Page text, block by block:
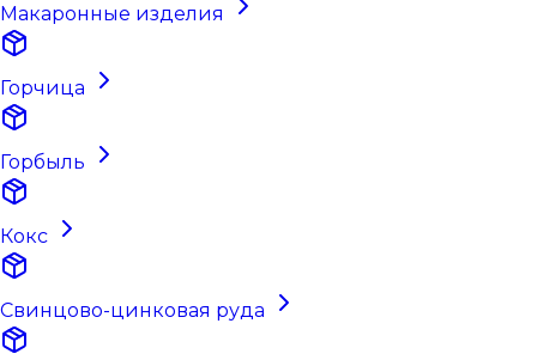
Макаронные изделия
Горчица
Горбыль
Кокс
Свинцово-цинковая руда